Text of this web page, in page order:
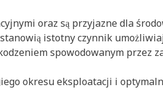
oraz są przyjazne dla
istotny czynnik
spowodowanym przez
okresu eksploatacji i